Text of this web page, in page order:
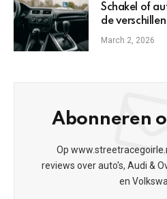
Schakel of
de verschillen
March 2, 2026
Abonneren
Op
reviews over auto's, Audi &
en